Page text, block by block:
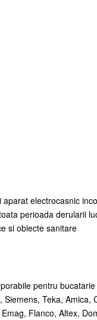
electrocasnic
perioada derularii
si obiecte sanitare
pentru
Teka,
Flanco, Altex,